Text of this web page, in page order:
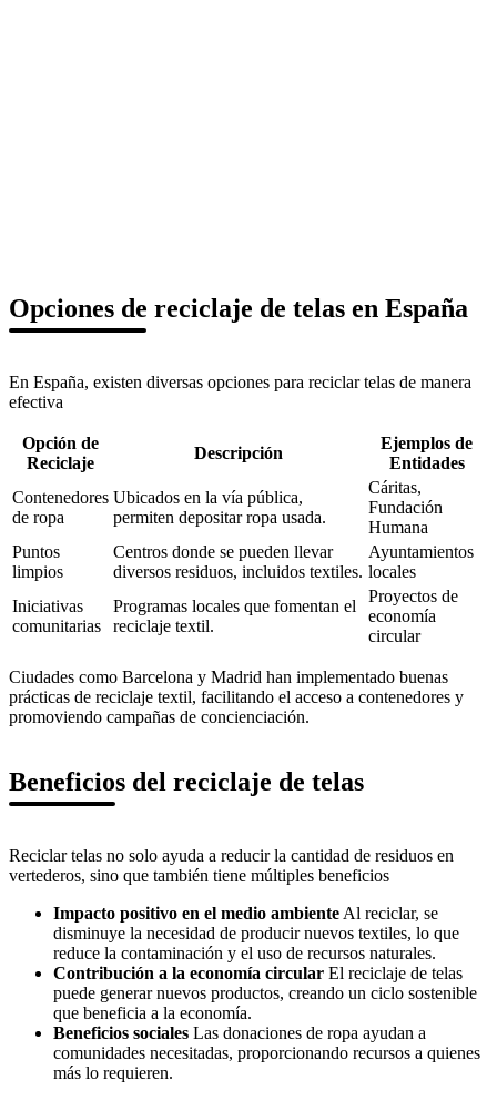
Opciones de reciclaje de telas en España
En España, existen diversas opciones para reciclar telas de manera
efectiva
Opción de
Reciclaje
Descripción
Ejemplos de
Entidades
Contenedores
de ropa
Ubicados en la vía pública,
permiten depositar ropa usada.
Cáritas,
Fundación
Humana
Puntos
limpios
Centros donde se pueden llevar
diversos residuos, incluidos textiles.
Ayuntamientos
locales
Iniciativas
comunitarias
Programas locales que fomentan el
reciclaje textil.
Proyectos de
economía
circular
Ciudades como Barcelona y Madrid han implementado buenas
prácticas de reciclaje textil, facilitando el acceso a contenedores y
promoviendo campañas de concienciación.
Beneficios del reciclaje de telas
Reciclar telas no solo ayuda a reducir la cantidad de residuos en
vertederos, sino que también tiene múltiples beneficios
Impacto positivo en el medio ambiente Al reciclar, se
disminuye la necesidad de producir nuevos textiles, lo que
reduce la contaminación y el uso de recursos naturales.
Contribución a la economía circular El reciclaje de telas
puede generar nuevos productos, creando un ciclo sostenible
que beneficia a la economía.
Beneficios sociales Las donaciones de ropa ayudan a
comunidades necesitadas, proporcionando recursos a quienes
más lo requieren.